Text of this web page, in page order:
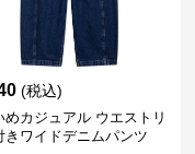
(税込)
めカジュアル ウエストリ
きワイドデニムパンツ